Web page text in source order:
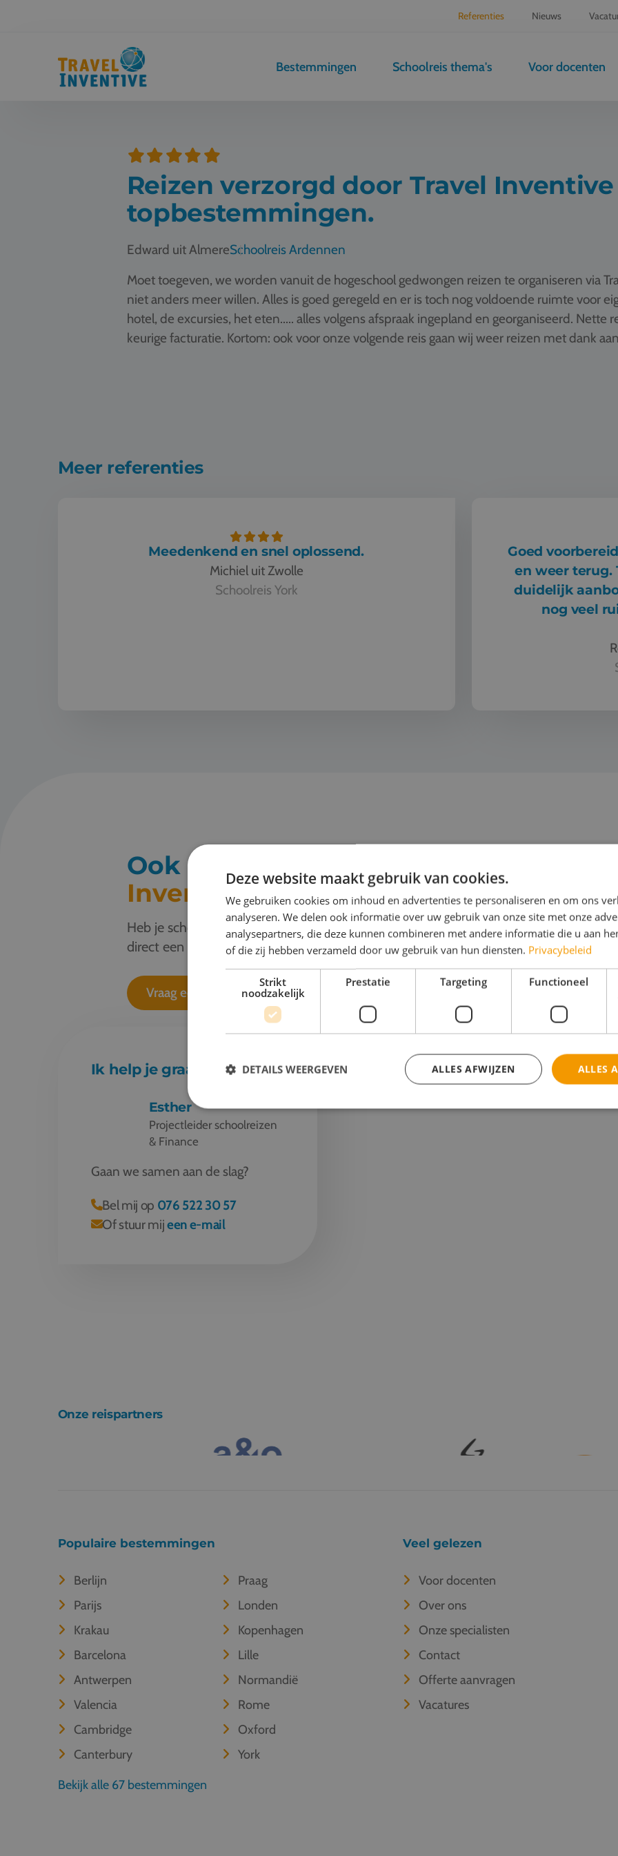
Referenties Nieuws
Bestemmingen Schoolreis thema's Voor docenten
Reizen verzorgd door Travel
topbestemmingen.
Edward uit AlmereSchoolreis Ardennen
Moet toegeven, we worden vanuit de hogeschool gedwongen reizen te organiseren via
niet anders meer willen. Alles is goed geregeld en er is toch nog voldoende ruimte voor
hotel, de excursies, het eten..... alles volgens afspraak ingepland en georganiseerd. Nette
keurige facturatie. Kortom: ook voor onze volgende reis gaan wij weer reizen met dank
Meer referenties
Meedenkend en snel oplossend.
Michiel uit Zwolle
Schoolreis York
Goed
en weer terug.
duidelijk
nog veel
Ook een buitengewone schoolreis
Inventive?
Heb je schoolreisplannen? Stuur mij een mail en ik help je verder om het beste uit
direct een offerte aan. Je ontvangt een verrassend advies, gebaseerd op jouw
Vraag een offerte aan
Ik help je graag verder!
Esther
Projectleider schoolreizen
& Finance
Gaan we samen aan de slag?
Bel mij op 076 522 30 57
Of stuur mijeen e-mail
Onze reispartners
Populaire bestemmingen
Berlijn
Praag
Parijs
Londen
Krakau
Kopenhagen
Barcelona
Lille
Antwerpen
Normandië
Valencia
Rome
Cambridge
Oxford
Canterbury
York
Bekijk alle 67 bestemmingen
Veel gelezen
Voor docenten
Over ons
Onze specialisten
Contact
Offerte aanvragen
Vacatures
Deze website maakt gebruik van cookies.
We gebruiken cookies om inhoud en advertenties te personaliseren en om ons
analyseren. We delen ook informatie over uw gebruik van onze site met onze
analysepartners, die deze kunnen combineren met andere informatie die u aan
of die zij hebben verzameld door uw gebruik van hun diensten. Privacybeleid
Strikt
noodzakelijk
Prestatie Targeting Functioneel
ALLES
ALLES AFWIJZEN
DETAILS WEERGEVEN